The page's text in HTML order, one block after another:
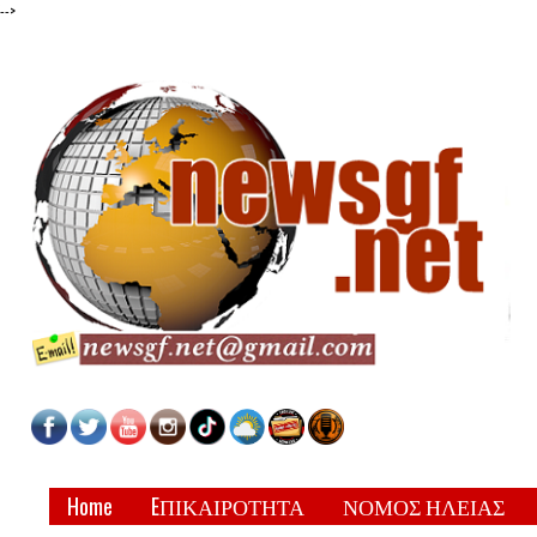
-->
Home EΠΙΚΑΙΡΟΤΗΤΑ ΝΟΜΟΣ ΗΛΕΙΑΣ